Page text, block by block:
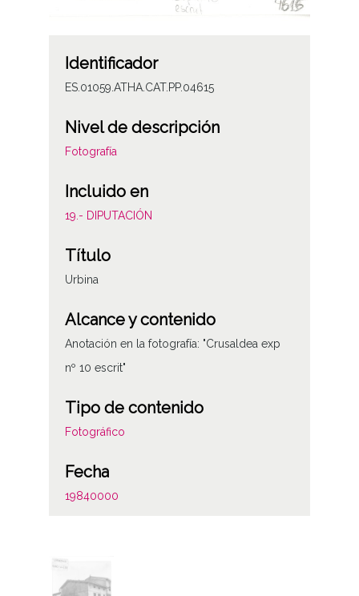
Identificador
ES.01059.ATHA.CAT.PP.04615
Nivel de descripción
Fotografía
Incluido en
19.- DIPUTACIÓN
Título
Urbina
Alcance y contenido
Anotación en la fotografía: "Crusaldea exp
nº 10 escrit"
Tipo de contenido
Fotográfico
Fecha
19840000
Urbina